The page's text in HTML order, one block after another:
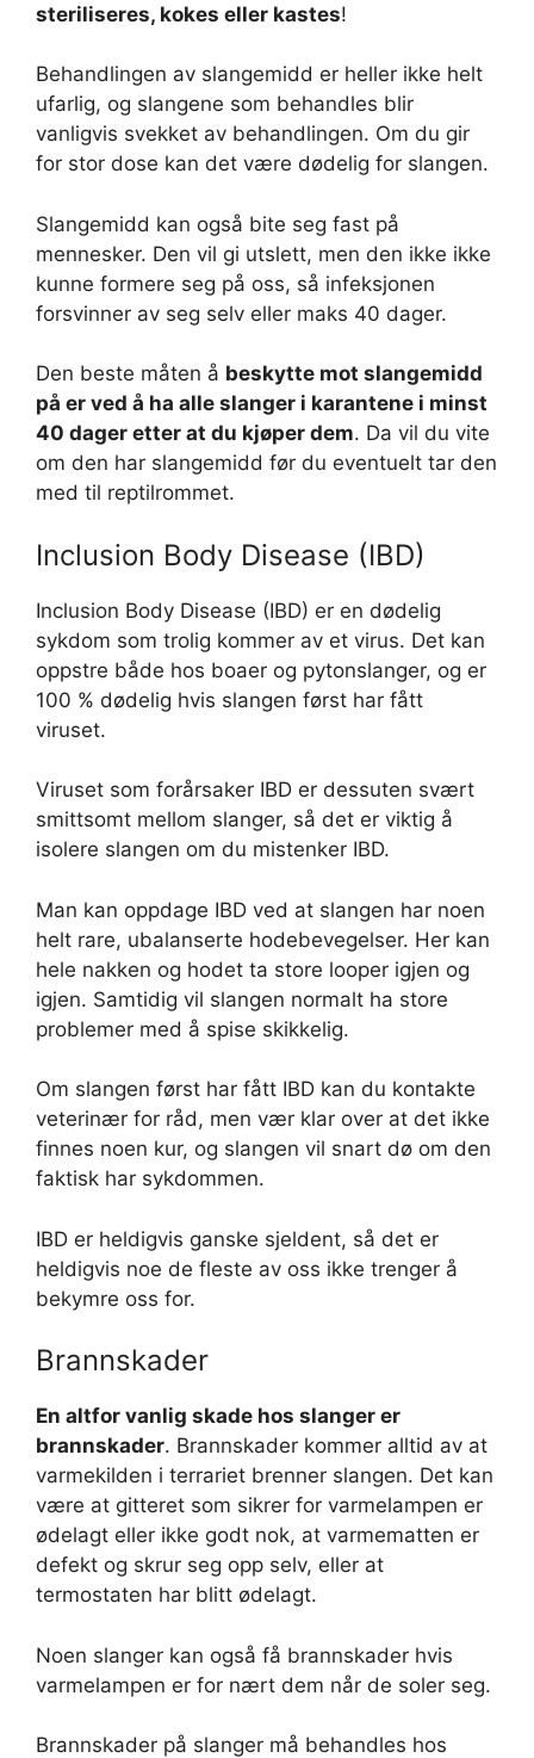
steriliseres, kokes eller kastes!
Behandlingen av slangemidd er heller ikke helt
ufarlig, og slangene som behandles blir
vanligvis svekket av behandlingen. Om du gir
for stor dose kan det være dødelig for slangen.
Slangemidd kan også bite seg fast på
mennesker. Den vil gi utslett, men den ikke ikke
kunne formere seg på oss, så infeksjonen
forsvinner av seg selv eller maks 40 dager.
Den beste måten å beskytte mot slangemidd
på er ved å ha alle slanger i karantene i minst
40 dager etter at du kjøper dem. Da vil du vite
om den har slangemidd før du eventuelt tar den
med til reptilrommet.
Inclusion Body Disease (IBD)
Inclusion Body Disease (IBD) er en dødelig
sykdom som trolig kommer av et virus. Det kan
oppstre både hos boaer og pytonslanger, og er
100 % dødelig hvis slangen først har fått
viruset.
Viruset som forårsaker IBD er dessuten svært
smittsomt mellom slanger, så det er viktig å
isolere slangen om du mistenker IBD.
Man kan oppdage IBD ved at slangen har noen
helt rare, ubalanserte hodebevegelser. Her kan
hele nakken og hodet ta store looper igjen og
igjen. Samtidig vil slangen normalt ha store
problemer med å spise skikkelig.
Om slangen først har fått IBD kan du kontakte
veterinær for råd, men vær klar over at det ikke
finnes noen kur, og slangen vil snart dø om den
faktisk har sykdommen.
IBD er heldigvis ganske sjeldent, så det er
heldigvis noe de fleste av oss ikke trenger å
bekymre oss for.
Brannskader
En altfor vanlig skade hos slanger er
brannskader. Brannskader kommer alltid av at
varmekilden i terrariet brenner slangen. Det kan
være at gitteret som sikrer for varmelampen er
ødelagt eller ikke godt nok, at varmematten er
defekt og skrur seg opp selv, eller at
termostaten har blitt ødelagt.
Noen slanger kan også få brannskader hvis
varmelampen er for nært dem når de soler seg.
Brannskader på slanger må behandles hos